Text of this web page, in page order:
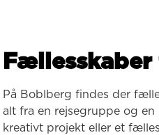
På Boblberg findes der
alt fra en rejsegruppe og
kreativt projekt eller et